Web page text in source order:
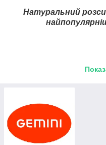
Натуральний